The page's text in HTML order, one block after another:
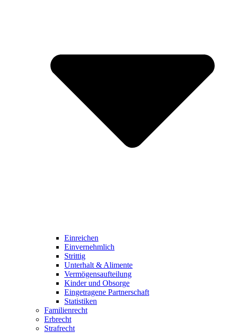
Einreichen
Einvernehmlich
Strittig
Unterhalt & Alimente
Vermögensaufteilung
Kinder und Obsorge
Eingetragene Partnerschaft
Statistiken
Familienrecht
Erbrecht
Strafrecht